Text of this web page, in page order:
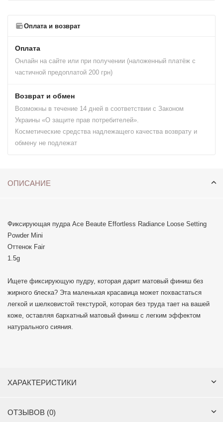
Оплата и возврат
Оплата
Онлайн на сайте или при получении (наложенный платёж с
частичной предоплатой 200 грн)
Возврат и обмен
Возможны в течение 14 дней в соответствии с Законом
Украины «О защите прав потребителей».
Косметические средства надлежащего качества возврату и
обмену не подлежат
ОПИСАНИЕ
Фиксирующая пудра Ace Beaute Effortless Radiance Loose Setting
Powder Mini
Оттенок Fair
1.5g
Ищете фиксирующую пудру, которая дарит матовый финиш без
жирного блеска? Эта маленькая красавица может похвастаться
легкой и шелковистой текстурой, которая без труда тает на вашей
коже, оставляя бархатный матовый финиш с легким эффектом
натурального сияния.
ХАРАКТЕРИСТИКИ
ОТЗЫВОВ (0)